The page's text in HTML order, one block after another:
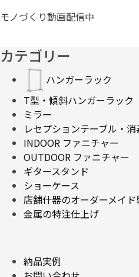
モノづくり動画配信中
カテゴリー
ハンガーラック
T型・傾斜ハンガーラック
ミラー
レセプションテーブル・消
INDOOR ファニチャー
OUTDOOR ファニチャー
ギタースタンド
ショーケース
店舗什器のオーダーメイド
金属の特注仕上げ
納品実例